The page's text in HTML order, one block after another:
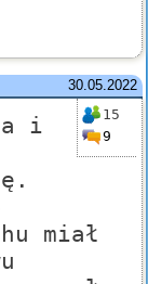
30.05.2022
15
9
i
miał